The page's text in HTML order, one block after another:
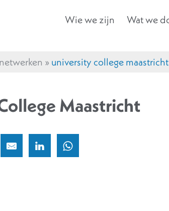
Wie we zijn Wat we
»university college maastricht
Maastricht